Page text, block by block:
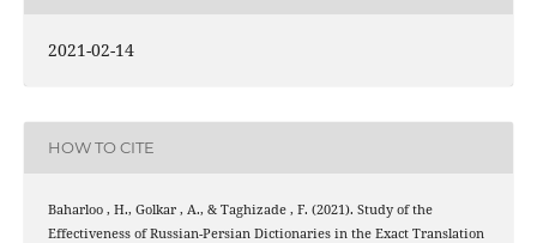
2021-02-14
HOW TO CITE
Baharloo , H., Golkar , A., & Taghizade , F. (2021). Study of the
Effectiveness of Russian-Persian Dictionaries in the Exact Translation